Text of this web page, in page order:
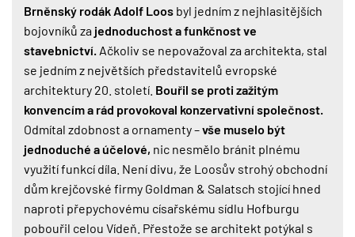
Brněnský rodák Adolf Loos byl jedním z nejhlasitějších
bojovníků za jednoduchost a funkčnost ve
stavebnictví. Ačkoliv se nepovažoval za architekta, stal
se jedním z největších představitelů evropské
architektury 20. století. Bouřil se proti zažitým
konvencím a rád provokoval konzervativní společnost.
Odmítal zdobnost a ornamenty –vše muselo být
jednoduché a účelové, nic nesmělo bránit plnému
využití funkcí díla. Není divu, že Loosův strohý obchodní
dům krejčovské firmy Goldman & Salatsch stojící hned
naproti přepychovému císařskému sídlu Hofburgu
pobouřil celou Vídeň. Přestože se architekt potýkal s